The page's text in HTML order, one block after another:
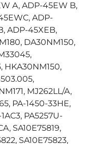
A, ADP-45EW B,
ADP-
ADP-45XEB,
DA30NM150,
HKA30NM150,
MJ262LL/A,
PA-1450-33HE,
PA5257U-
SA10E75819,
SA10E75823,